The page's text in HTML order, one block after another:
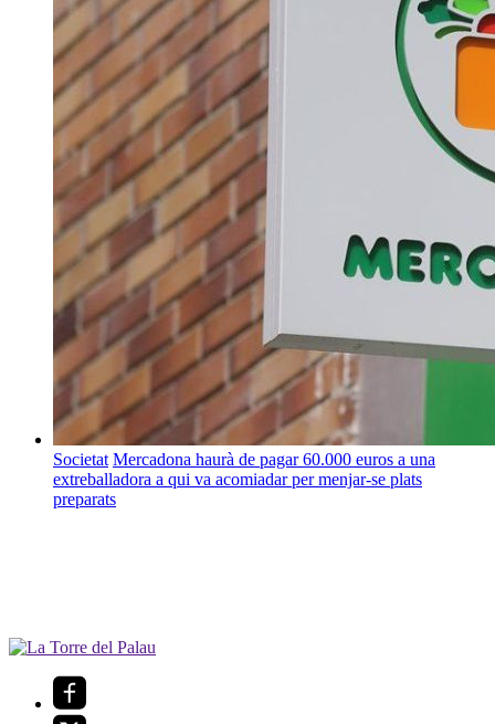
Societat Mercadona haurà de pagar 60.000 euros a una
extreballadora a qui va acomiadar per menjar-se plats
preparats